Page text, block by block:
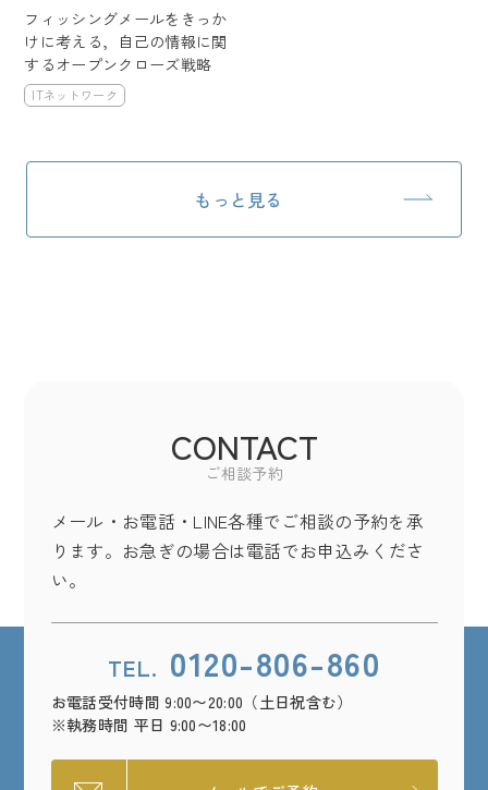
フィッシングメールをきっか
けに考える，自己の情報に関
するオープンクローズ戦略
ITネットワーク
もっと見る
ご相談予約
CONTACT
メール・お電話・LINE各種でご相談の予約を承
ります。お急ぎの場合は電話でお申込みくださ
い。
TEL. 0120-806-860
お電話受付時間 9:00〜20:00（土日祝含む）
※執務時間 平日 9:00〜18:00